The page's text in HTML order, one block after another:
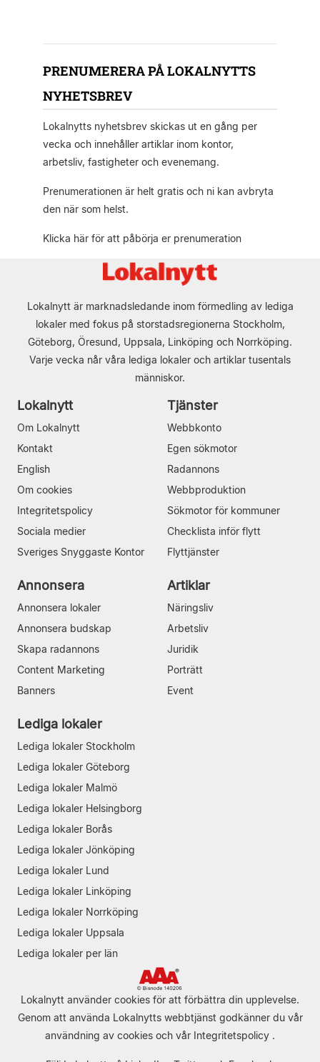
PRENUMERERA PÅ LOKALNYTTS
NYHETSBREV
Lokalnytts nyhetsbrev skickas ut en gång per
vecka och innehåller artiklar inom kontor,
arbetsliv, fastigheter och evenemang.
Prenumerationen är helt gratis och ni kan avbryta
den när som helst.
Klicka här för att påbörja er prenumeration
Lokalnytt är marknadsledande inom förmedling av lediga
lokaler med fokus på storstadsregionerna Stockholm,
Göteborg, Öresund, Uppsala, Linköping och Norrköping.
Varje vecka når våra lediga lokaler och artiklar tusentals
människor.
Lokalnytt
Om Lokalnytt
Kontakt
English
Om cookies
Integritetspolicy
Sociala medier
Sveriges Snyggaste Kontor
Tjänster
Webbkonto
Egen sökmotor
Radannons
Webbproduktion
Sökmotor för kommuner
Checklista inför flytt
Flyttjänster
Annonsera
Annonsera lokaler
Annonsera budskap
Skapa radannons
Content Marketing
Banners
Artiklar
Näringsliv
Arbetsliv
Juridik
Porträtt
Event
Lediga lokaler
Lediga lokaler Stockholm
Lediga lokaler Göteborg
Lediga lokaler Malmö
Lediga lokaler Helsingborg
Lediga lokaler Borås
Lediga lokaler Jönköping
Lediga lokaler Lund
Lediga lokaler Linköping
Lediga lokaler Norrköping
Lediga lokaler Uppsala
Lediga lokaler per län
Lokalnytt använder cookies för att förbättra din upplevelse.
Genom att använda Lokalnytts webbtjänst godkänner du vår
användning av cookies och vår Integritetspolicy .